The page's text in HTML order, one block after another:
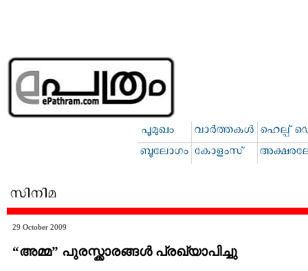
29 October 2009
“അമ്മ” പുരസ്ക്കാരങ്ങള്‍ പ്രഖ്യാപിച്ചു